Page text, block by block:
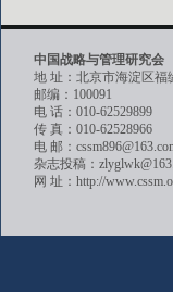
中国战略与管理研究会
地 址：北京市海淀区福
邮编：100091
电 话：010-62529899
传 真：010-62528966
电 邮：
杂志投稿：
网 址：http://